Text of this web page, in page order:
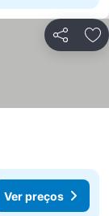
Partilhar
Ver preços